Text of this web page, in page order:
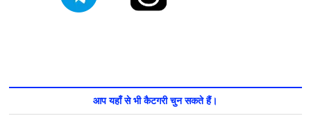
आप यहाँ से भी कैटगरी चुन सकते हैं।